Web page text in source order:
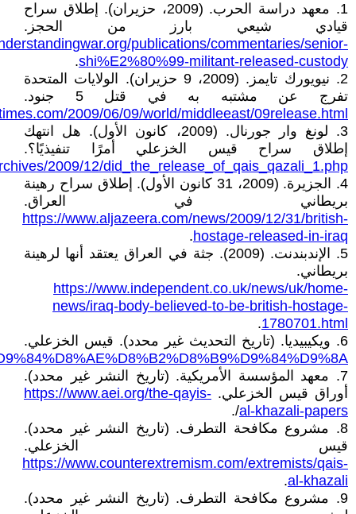
1. معهد دراسة الحرب. (2009، حزيران). إطلاق سراح
قيادي شيعي بارز من الحجز.
publications/commentaries/senior-
shi%E2%80%99-militant-released-custody
.
2. نيويورك تايمز. (2009، 9 حزيران). الولايات المتحدة
تفرج عن مشتبه به في قتل 5 جنود.
2009/06/09/world/middleeast/09release.html
3. لونغ وار جورنال. (2009، كانون الأول). هل انتهك
إطلاق سراح قيس الخزعلي أمرًا تنفيذيًا؟.
2009/12/did_the_release_of_qais_qazali_1.php
4. الجزيرة. (2009، 31 كانون الأول). إطلاق سراح رهينة
بريطاني في العراق.
https://www.aljazeera.com/news/2009/12/31/british-
hostage-released-in-iraq
.
5. الإندبندنت. (2009). جثة في العراق يعتقد أنها لرهينة
بريطاني.
https://www.independent.co.uk/news/uk/home-
news/iraq-body-believed-to-be-british-hostage-
1780701.html
.
6. ويكيبيديا. (تاريخ التحديث غير محدد). قيس الخزعلي.
7. معهد المؤسسة الأمريكية. (تاريخ النشر غير محدد).
أوراق قيس الخزعلي. https://www.aei.org/the-qayis-
al-khazali-papers
/.
8. مشروع مكافحة التطرف. (تاريخ النشر غير محدد).
قيس الخزعلي.
https://www.counterextremism.com/extremists/qais-
al-khazali
.
9. مشروع مكافحة التطرف. (تاريخ النشر غير محدد).